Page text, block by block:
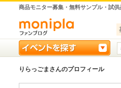
商品モニター募集・無料サンプル・試供
りらっごまさんのプロフィール